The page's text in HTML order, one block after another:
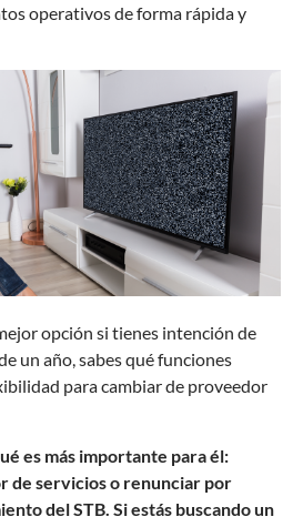
operativos de forma rápida y
opción si tienes intención de
un año, sabes qué funciones
para cambiar de proveedor
es más importante para él:
de servicios o renunciar por
del STB. Si estás buscando un